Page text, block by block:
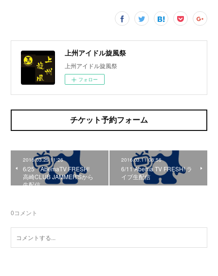
上州アイドル旋風祭
上州アイドル旋風祭
フォロー
チケット予約フォーム
2016.03.25 11:26
6/25 AbemaTV FRESH!
高崎CLUB JAMMER'Sから
生配信
2016.03.11 08:56
6/11 Abema TV FRESH! ラ
イブ生配信
0コメント